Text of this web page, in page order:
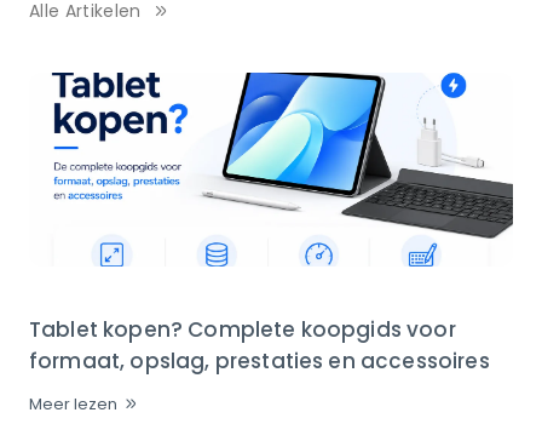
Alle Artikelen
Tablet kopen? Complete koopgids voor
formaat, opslag, prestaties en accessoires
Meer lezen